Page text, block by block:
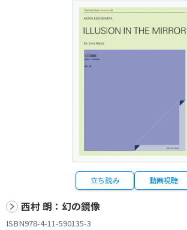
立ち読み 動画視聴
西村 朗：幻の鏡像
ISBN978-4-11-590135-3